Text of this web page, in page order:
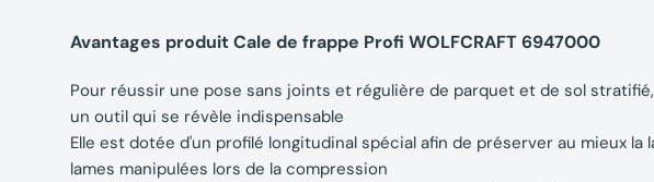
Avantages produit Cale de frappe Profi WOLFCRAFT 6947000
Pour réussir une pose sans joints et régulière de parquet et de sol
un outil qui se révèle indispensable
Elle est dotée d'un profilé longitudinal spécial afin de préserver au mieux la
lames manipulées lors de la compression